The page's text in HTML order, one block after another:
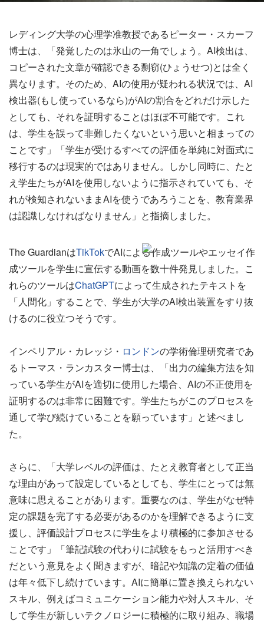
レディング大学の心理学准教授であるピーター・スカーフ
博士は、「発覚したのは氷山の一角でしょう。AI検出は、
コピーされた文章が確認できる剽窃(ひょうせつ)とは全く
異なります。そのため、AIの使用が疑われる状況では、AI
検出器(もし使っているなら)がAIの割合をどれだけ示した
としても、それを証明することはほぼ不可能です。これ
は、学生を誤って非難したくないという思いと相まっての
ことです」「学生が受けるすべての評価を単純に対面式に
移行するのは現実的ではありません。しかし同時に、たと
え学生たちがAIを使用しないように指示されていても、そ
れが検知されないままAIを使うであろうことを、教育業界
は認識しなければなりません」と指摘しました。
The GuardianはTikTokでAIによる作成ツールやエッセイ作
成ツールを学生に宣伝する動画を数十件発見しました。こ
れらのツールはChatGPTによって生成されたテキストを
「人間化」することで、学生が大学のAI検出装置をすり抜
けるのに役立つそうです。
インペリアル・カレッジ・ ロンドンの学術倫理研究者であ
るトーマス・ランカスター博士は、「出力の編集方法を知
っている学生がAIを適切に使用した場合、AIの不正使用を
証明するのは非常に困難です。学生たちがこのプロセスを
通して学び続けていることを願っています」と述べまし
た。
さらに、「大学レベルの評価は、たとえ教育者として正当
な理由があって設定しているとしても、学生にとっては無
意味に思えることがあります。重要なのは、学生がなぜ特
定の課題を完了する必要があるのか​​を理解できるように支
援し、評価設計プロセスに学生をより積極的に参加させる
ことです」「筆記試験の代わりに試験をもっと活用すべき
だという意見をよく聞きますが、暗記や知識の定着の価値
は年々低下し続けています。AIに簡単に置き換えられない
スキル、例えばコミュニケーション能力や対人スキル、そ
して学生が新しいテクノロジーに積極的に取り組み、職場